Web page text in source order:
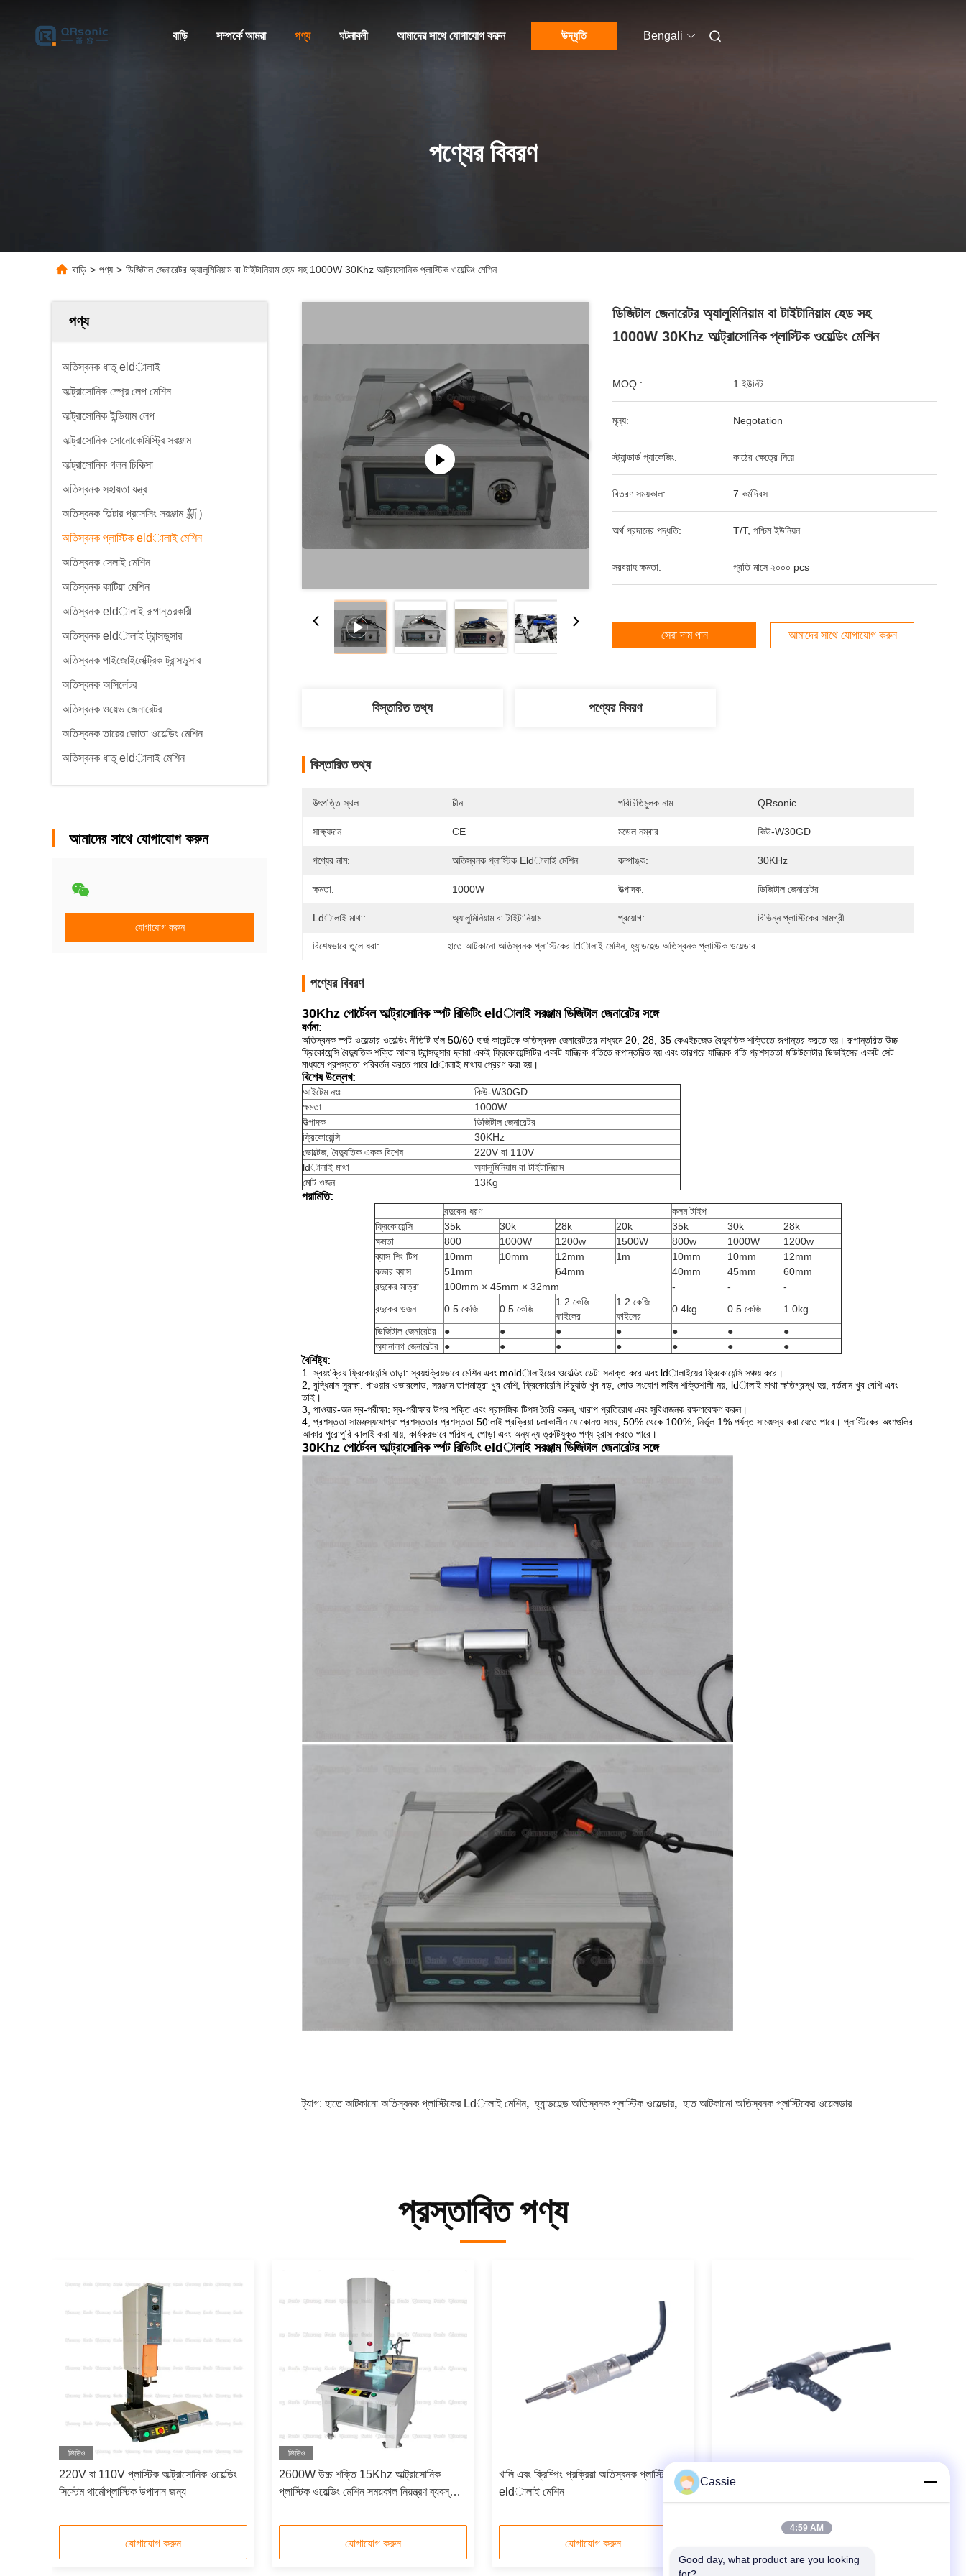
বাড়ি সম্পর্কে আমরা পণ্য ঘটনাবলী আমাদের সাথে যোগাযোগ করুন উদ্ধৃতি Bengali
পণ্যের বিবরণ
বাড়ি > পণ্য > ডিজিটাল জেনারেটর অ্যালুমিনিয়াম বা টাইটানিয়াম হেড সহ 1000W 30Khz আল্ট্রাসোনিক প্লাস্টিক ওয়েল্ডিং মেশিন
পণ্য
অতিস্বনক ধাতু eldালাই
আল্ট্রাসোনিক স্প্রে লেপ মেশিন
আল্ট্রাসোনিক ইন্ডিয়াম লেপ
আল্ট্রাসোনিক সোনোকেমিস্ট্রি সরঞ্জাম
আল্ট্রাসোনিক গলন চিকিত্সা
অতিস্বনক সহায়তা যন্ত্র
অতিস্বনক ফিল্টার প্রসেসিং সরঞ্জাম 新）
অতিস্বনক প্লাস্টিক eldালাই মেশিন
অতিস্বনক সেলাই মেশিন
অতিস্বনক কাটিয়া মেশিন
অতিস্বনক eldালাই রূপান্তরকারী
অতিস্বনক eldালাই ট্রান্সডুসার
অতিস্বনক পাইজোইলেক্ট্রিক ট্রান্সডুসার
অতিস্বনক অসিলেটর
অতিস্বনক ওয়েভ জেনারেটর
অতিস্বনক তারের জোতা ওয়েল্ডিং মেশিন
অতিস্বনক ধাতু eldালাই মেশিন
আমাদের সাথে যোগাযোগ করুন
যোগাযোগ করুন
ডিজিটাল জেনারেটর অ্যালুমিনিয়াম বা টাইটানিয়াম হেড সহ
1000W 30Khz আল্ট্রাসোনিক প্লাস্টিক ওয়েল্ডিং মেশিন
MOQ.: 1 ইউনিট
মূল্য: Negotation
স্ট্যান্ডার্ড প্যাকেজিং: কাঠের ক্ষেত্রে নিয়ে
বিতরণ সময়কাল: 7 কর্মদিবস
অর্থ প্রদানের পদ্ধতি: T/T, পশ্চিম ইউনিয়ন
সরবরাহ ক্ষমতা: প্রতি মাসে ২০০০ pcs
সেরা দাম পান আমাদের সাথে যোগাযোগ করুন
বিস্তারিত তথ্য পণ্যের বিবরণ
বিস্তারিত তথ্য
উৎপত্তি স্থল চীন পরিচিতিমুলক নাম QRsonic
সাক্ষ্যদান CE মডেল নম্বার কিউ-W30GD
পণ্যের নাম: অতিস্বনক প্লাস্টিক Eldালাই মেশিন কম্পাঙ্ক: 30KHz
ক্ষমতা: 1000W উত্পাদক: ডিজিটাল জেনারেটর
Ldালাই মাথা: অ্যালুমিনিয়াম বা টাইটানিয়াম প্রয়োগ: বিভিন্ন প্লাস্টিকের সামগ্রী
বিশেষভাবে তুলে ধরা: হাতে আটকানো অতিস্বনক প্লাস্টিকের ldালাই মেশিন, হ্যান্ডহেল্ড অতিস্বনক প্লাস্টিক ওয়েল্ডার
পণ্যের বিবরণ
30Khz পোর্টেবল আল্ট্রাসোনিক স্পট রিভিটিং eldালাই সরঞ্জাম ডিজিটাল জেনারেটর সঙ্গে
বর্ণনা:
অতিস্বনক স্পট ওয়েল্ডার ওয়েল্ডিং নীতিটি হ'ল 50/60 হার্জ কারেন্টকে অতিস্বনক জেনারেটরের মাধ্যমে 20, 28, 35 কেএইচজেড বৈদ্যুতিক শক্তিতে রূপান্তর করতে হয়। রূপান্তরিত উচ্চ
ফ্রিকোয়েন্সি বৈদ্যুতিক শক্তি আবার ট্রান্সডুসার দ্বারা একই ফ্রিকোয়েন্সিটির একটি যান্ত্রিক গতিতে রূপান্তরিত হয় এবং তারপরে যান্ত্রিক গতি প্রশস্ততা মডিউলেটার ডিভাইসের একটি সেট
মাধ্যমে প্রশস্ততা পরিবর্তন করতে পারে ldালাই মাথায় প্রেরণ করা হয়।
বিশেষ উল্লেখ:
আইটেম নংঃ
কিউ-W30GD
ক্ষমতা
1000W
উত্পাদক
ডিজিটাল জেনারেটর
ফ্রিকোয়েন্সি
30KHz
ভোল্টেজ, বৈদ্যুতিক একক বিশেষ
220V বা 110V
ldালাই মাথা
অ্যালুমিনিয়াম বা টাইটানিয়াম
মোট ওজন
13Kg
পরামিতি:
বন্দুকের ধরণ
কলম টাইপ
ফ্রিকোয়েন্সি
35k 30k 28k 20k 35k 30k
28k
ক্ষমতা
800 1000W 1200w 1500W 800w 1000W
1200w
ব্যাস শিং টিপ
10mm 10mm 12mm 1m 10mm 10mm
12mm
কভার ব্যাস
51mm 64mm 40mm 45mm
60mm
বন্দুকের মাত্রা
100mm × 45mm × 32mm - -
-
বন্দুকের ওজন
0.5 কেজি 0.5 কেজি
1.2 কেজি
ফাইলের
1.2 কেজি
ফাইলের
0.4kg 0.5 কেজি
1.0kg
ডিজিটাল জেনারেটর
● ● ● ● ● ●
●
অ্যানালগ জেনারেটর ● ● ● ● ● ● ●
বৈশিষ্ট্য:
1. স্বয়ংক্রিয় ফ্রিকোয়েন্সি তাড়া: স্বয়ংক্রিয়ভাবে মেশিন এবং moldালাইয়ের ওয়েল্ডিং ডেটা সনাক্ত করে এবং ldালাইয়ের ফ্রিকোয়েন্সি সঞ্চয় করে।
2, বুদ্ধিমান সুরক্ষা: পাওয়ার ওভারলোড, সরঞ্জাম তাপমাত্রা খুব বেশি, ফ্রিকোয়েন্সি বিচ্যুতি খুব বড়, লোড সংযোগ লাইন শক্তিশালী নয়, ldালাই মাথা ক্ষতিগ্রস্থ হয়, বর্তমান খুব বেশি এবং
তাই।
3, পাওয়ার-অন স্ব-পরীক্ষা: স্ব-পরীক্ষার উপর শক্তি এবং প্রাসঙ্গিক টিপস তৈরি করুন, খারাপ প্রতিরোধ এবং সুবিধাজনক রক্ষণাবেক্ষণ করুন।
4, প্রশস্ততা সামঞ্জস্যযোগ্য: প্রশস্ততার প্রশস্ততা 50ালাই প্রক্রিয়া চলাকালীন যে কোনও সময়, 50% থেকে 100%, নির্ভুল 1% পর্যন্ত সামঞ্জস্য করা যেতে পারে। প্লাস্টিকের অংশগুলির
আকার পুরোপুরি ঝালাই করা যায়, কার্যকরভাবে পরিধান, পোড়া এবং অন্যান্য ত্রুটিযুক্ত পণ্য হ্রাস করতে পারে।
30Khz পোর্টেবল আল্ট্রাসোনিক স্পট রিভিটিং eldালাই সরঞ্জাম ডিজিটাল জেনারেটর সঙ্গে
ট্যাগ: হাতে আটকানো অতিস্বনক প্লাস্টিকের Ldালাই মেশিন,হ্যান্ডহেল্ড অতিস্বনক প্লাস্টিক ওয়েল্ডার, হাত আটকানো অতিস্বনক প্লাস্টিকের ওয়েলডার
প্রস্তাবিত পণ্য
ভিডিও
220V বা 110V প্লাস্টিক আল্ট্রাসোনিক ওয়েল্ডিং
সিস্টেম থার্মোপ্লাস্টিক উপাদান জন্য
যোগাযোগ করুন
ভিডিও
2600W উচ্চ শক্তি 15Khz আল্ট্রাসোনিক
প্লাস্টিক ওয়েল্ডিং মেশিন সময়কাল নিয়ন্ত্রণ ব্যবস্থা
যোগাযোগ করুন
খালি এবং ক্রিম্পিং প্রক্রিয়া অতিস্বনক প্লাস্টিক
eldালাই মেশিন
যোগাযোগ করুন
হ্যান্ডপিস্টল আল্ট্রাসোনিক প্লাস্টিক eldালাই
Cassie
4:59 AM
Good day, what product are you looking